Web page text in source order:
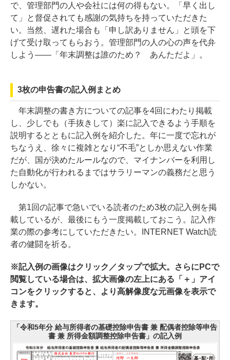
で、管理部門の人や会社には何の得もない。「早く出し
て」と督促されても感謝の気持ちを持っていただきた
い。当然、遅れた場合も「申し訳ありません」と頭を下
げて受け取ってもらおう。管理部門の人の心の声を代弁
しよう――「年末調整は誰のため？ あんただよ」。
3枚の申告書の記入例まとめ
年末調整の書き方についての記事を4回にわたり掲載
し、少しでも（手抜きして）楽に記入できるよう手順を
説明するとともに記入例を紹介した。年に一度で忘れが
ちなうえ、徐々に複雑となり“不毛”としか思えない作業
だが、国が決めたルールなので、マイナンバーを利用し
た自動化が行われるまではサラリーマンの義務だと思う
しかない。
第1回の記事で急いでいる読者のため3枚の記入例を掲
載しているが、最後にもう一度掲載しておこう。記入作
業の際の参考にしていただきたい。INTERNET Watch読
者の健闘を祈る。
※記入例の画像はクリック／タップで拡大。さらにPCで
閲覧している場合は、拡大画像の左上にある「＋」アイ
コンをクリックすると、より高解像度な元画像を表示で
きます。
「令和5年分 給与所得者の基礎控除申告書 兼 配偶者控除等申告
書 兼 所得金額調整控除申告書」の記入例